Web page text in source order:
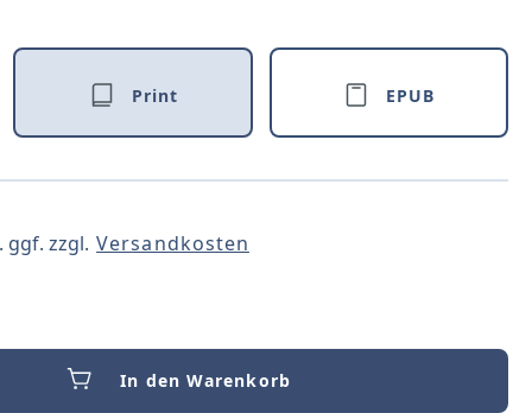
Print EPUB
ggf. zzgl. Versandkosten
In den Warenkorb